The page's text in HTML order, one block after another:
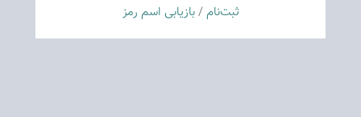
ثبت‌نام/بازیابی اسم رمز